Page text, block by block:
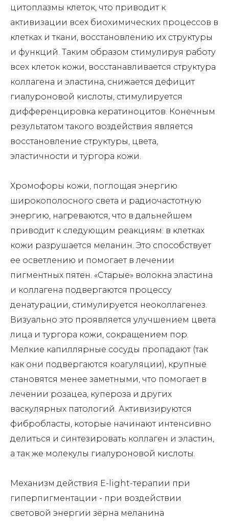
цитоплазмы клеток, что приводит к
активизации всех биохимических процессов в
клетках и ткани, восстановлению их структуры
и функций. Таким образом стимулируя работу
всех клеток кожи, восстанавливается структура
коллагена и эластина, снижается дефицит
гиалуроновой кислоты, стимулируется
дифференцировка кератиноцитов. Конечным
результатом такого воздействия является
восстановление структуры, цвета,
эластичности и тургора кожи.
Хромофоры кожи, поглощая энергию
широкополосного света и радиочастотную
энергию, нагреваются, что в дальнейшем
приводит к следующим реакциям: в клетках
кожи разрушается меланин. Это способствует
ее осветлению и помогает в лечении
пигментных пятен. «Старые» волокна эластина
и коллагена подвергаются процессу
денатурации, стимулируется неоколлагенез.
Визуально это проявляется улучшением цвета
лица и тургора кожи, сокращением пор.
Мелкие капиллярные сосуды пропадают (так
как они подвергаются коагуляции), крупные
становятся менее заметными, что помогает в
лечении розацеа, купероза и других
васкулярных патологий. Активизируются
фибробласты, которые начинают интенсивно
делиться и синтезировать коллаген и эластин,
а так же молекулы гиалуроновой кислоты.
Механизм действия E-light-терапии при
гиперпигментации - при воздействии
световой энергии зёрна меланина